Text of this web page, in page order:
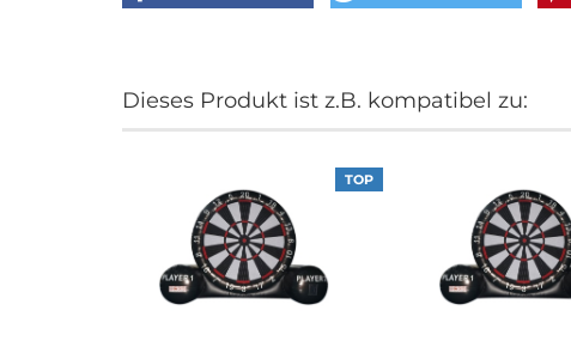
Dieses Produkt ist z.B. kompatibel zu:
TOP